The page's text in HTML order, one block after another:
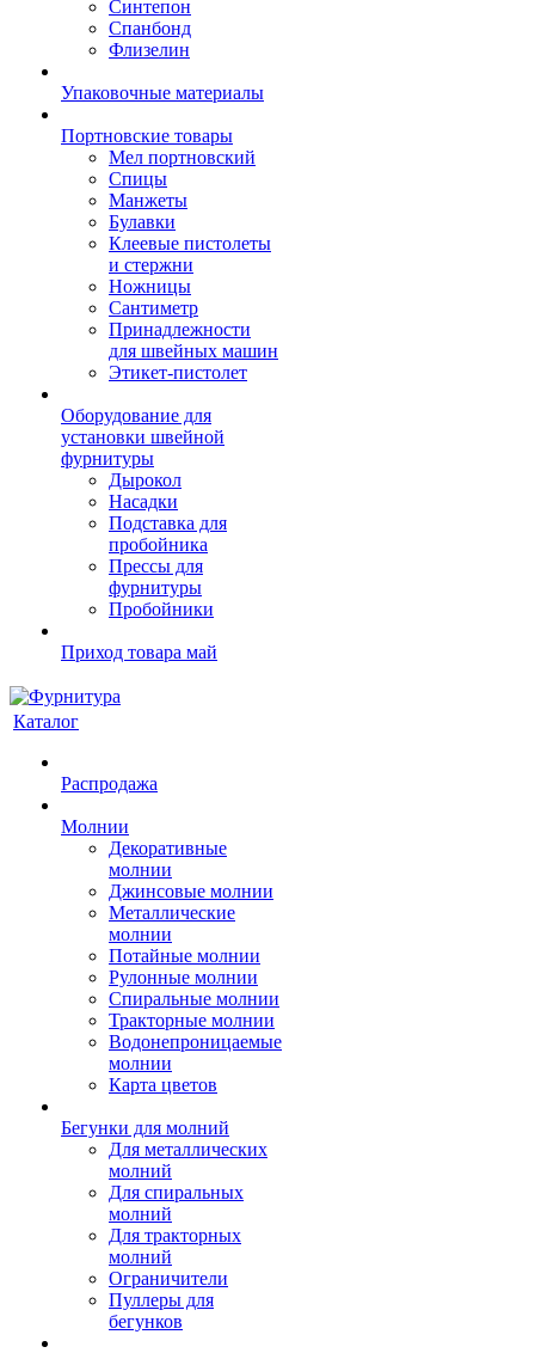
Синтепон
Спанбонд
Флизелин
Упаковочные материалы
Портновские товары
Мел портновский
Спицы
Манжеты
Булавки
Клеевые пистолеты
и стержни
Ножницы
Сантиметр
Принадлежности
для швейных машин
Этикет-пистолет
Оборудование для
установки швейной
фурнитуры
Дырокол
Насадки
Подставка для
пробойника
Прессы для
фурнитуры
Пробойники
Приход товара май
Каталог
Распродажа
Молнии
Декоративные
молнии
Джинсовые молнии
Металлические
молнии
Потайные молнии
Рулонные молнии
Спиральные молнии
Тракторные молнии
Водонепроницаемые
молнии
Карта цветов
Бегунки для молний
Для металлических
молний
Для спиральных
молний
Для тракторных
молний
Ограничители
Пуллеры для
бегунков